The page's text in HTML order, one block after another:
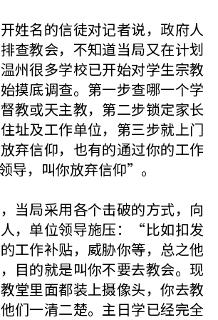
姓名的信徒对记者说，政府人
查教会，不知道当局又在计划
州很多学校已开始对学生宗教
摸底调查。第一步查哪一个学
教或天主教，第二步锁定家长
址及工作单位，第三步就上门
弃信仰，也有的通过你的工作
导，叫你放弃信仰”。
当局采用各个击破的方式，向
，单位领导施压：“比如扣发
工作补贴，威胁你等，总之他
目的就是叫你不要去教会。现
堂里面都装上摄像头，你去教
们一清二楚。主日学已经完全